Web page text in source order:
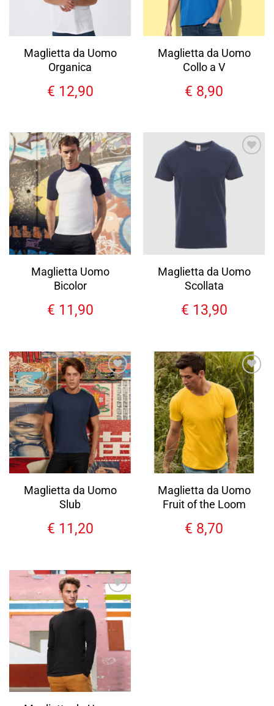
Maglietta da Uomo
Organica
€ 12,90
Maglietta da Uomo
Collo a V
€ 8,90
Aggiungi
alla lista
dei
desideri
Maglietta Uomo
Bicolor
€ 11,90
Aggiungi
alla lista
dei
Maglietta da Uomo
Scollata
€ 13,90
Aggiungi
alla lista
dei
desideri
Maglietta da Uomo
Slub
€ 11,20
Aggiungi
alla lista
dei
desideri
Maglietta da Uomo
Fruit of the Loom
€ 8,70
Aggiungi
alla lista
dei
desideri